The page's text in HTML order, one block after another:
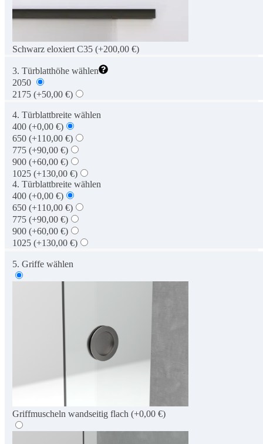
Schwarz eloxiert C35 (+200,00 €)
3. Türblatthöhe wählen
2050
2175 (+50,00 €)
4. Türblattbreite wählen
400 (+0,00 €)
650 (+110,00 €)
775 (+90,00 €)
900 (+60,00 €)
1025 (+130,00 €)
4. Türblattbreite wählen
400 (+0,00 €)
650 (+110,00 €)
775 (+90,00 €)
900 (+60,00 €)
1025 (+130,00 €)
5. Griffe wählen
Griffmuscheln wandseitig flach (+0,00 €)